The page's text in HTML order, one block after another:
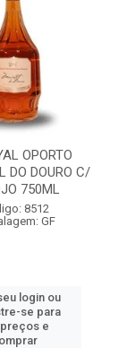
OPORTO
DO DOURO C/
750ML
8512
GF
login ou
se para
e